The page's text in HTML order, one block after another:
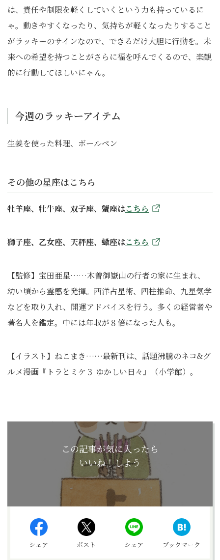
は、責任や制限を軽くしていくという力も持っているに
ゃ。動きやすくなったり、気持ちが軽くなったりすること
がラッキーのサインなので、できるだけ大胆に行動を。未
来への希望を持つことがさらに福を呼んでくるので、楽観
的に行動してほしいにゃん。
今週のラッキーアイテム
生姜を使った料理、ボールペン
その他の星座はこちら
牡羊座、牡牛座、双子座、蟹座はこちら
獅子座、乙女座、天秤座、蠍座はこちら
【監修】宝田亜星……木曽御嶽山の行者の家に生まれ、
幼い頃から霊感を発揮。西洋占星術、四柱推命、九星気学
などを取り入れ、開運アドバイスを行う。多くの経営者や
著名人を鑑定。中には年収が８倍になった人も。
【イラスト】ねこまき……最新刊は、話題沸騰のネコ&グ
ルメ漫画『トラとミケ３ ゆかしい日々』（小学館）。
この記事が気に入ったら
いいね！しよう
シェア ポスト シェア ブックマーク